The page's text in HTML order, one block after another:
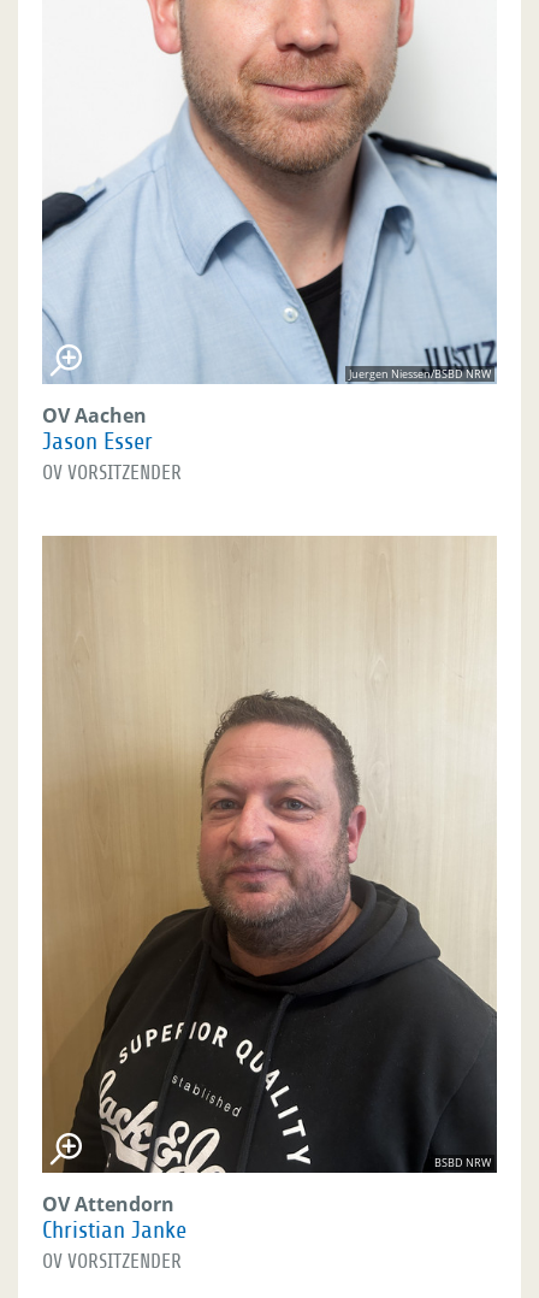
Juergen Niessen/BSBD NRW
OV Aachen
Jason Esser
OV VORSITZENDER
BSBD NRW
OV Attendorn
Christian Janke
OV VORSITZENDER